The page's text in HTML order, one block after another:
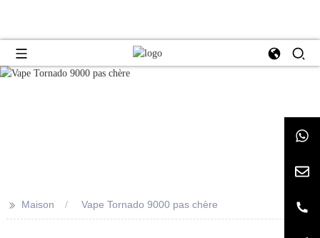
>> Maison Vape Tornado 9000 pas chère